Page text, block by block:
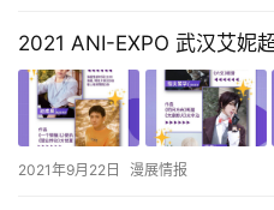
2021 ANI-EXPO 武汉艾妮
2021年9月22日 漫展情报